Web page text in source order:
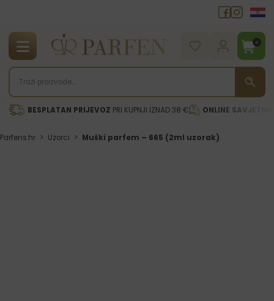
0
BESPLATAN PRIJEVOZ PRI KUPNJI IZNAD 38 € ONLINE
Parfens.hr > Uzorci > Muški parfem – 665 (2ml uzorak)